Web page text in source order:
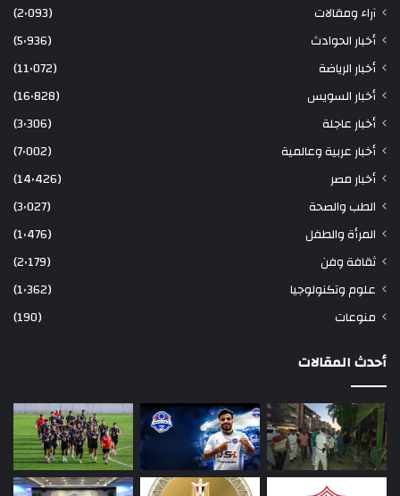
آراء ومقالات
(2٬093)
أخبار الحوادث
(5٬936)
أخبار الرياضة
(11٬072)
أخبار السويس
(16٬828)
أخبار عاجلة
(3٬306)
أخبار عربية وعالمية
(7٬002)
أخبار مصر
(14٬426)
الطب والصحة
(3٬027)
المرأة والطفل
(1٬476)
ثقافة وفن
(2٬179)
علوم وتكنولوجيا
(1٬362)
منوعات
(190)
أحدث المقالات